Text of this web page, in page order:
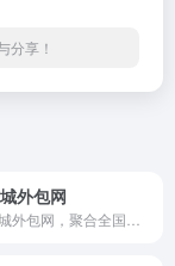
分享！
外包网